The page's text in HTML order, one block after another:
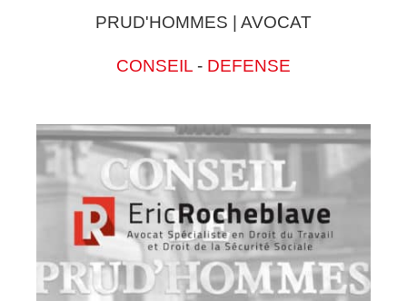
PRUD'HOMMES | AVOCAT
CONSEIL - DEFENSE